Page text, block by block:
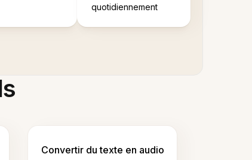
quotidiennement
Convertir du texte en audio